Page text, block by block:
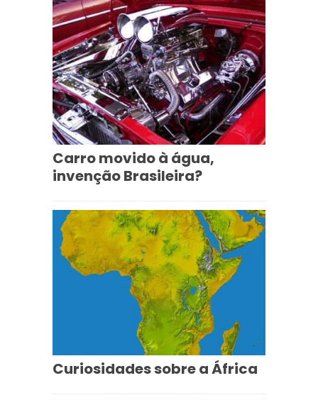
Carro movido à água,
invenção Brasileira?
Curiosidades sobre a África